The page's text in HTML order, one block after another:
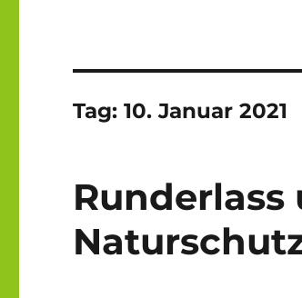
Tag:10. Januar 2021